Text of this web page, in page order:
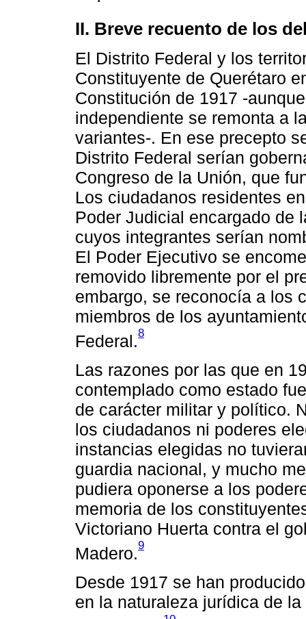
II. Breve recuento de los
El Distrito Federal y los
Constituyente de Querétaro
Constitución de 1917 -
independiente se remonta a
variantes-. En ese precepto
Distrito Federal serían
Congreso de la Unión, que
Los ciudadanos residentes
Poder Judicial encargado de
cuyos integrantes serían
El Poder Ejecutivo se
removido libremente por el
embargo, se reconocía a los
miembros de los
Federal.8
Las razones por las que en
contemplado como estado
de carácter militar y político.
los ciudadanos ni poderes
instancias elegidas no
guardia nacional, y mucho
pudiera oponerse a los
memoria de los
Victoriano Huerta contra el
Madero.9
Desde 1917 se han
en la naturaleza jurídica de